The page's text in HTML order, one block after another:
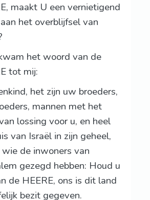
maakt U een vernietigend
het overblijfsel van
het woord van de
tot mij:
het zijn uw broeders,
mannen met het
lossing voor u, en heel
van Israël in zijn geheel,
de inwoners van
gezegd hebben: Houd u
de HEERE, ons is dit land
bezit gegeven.